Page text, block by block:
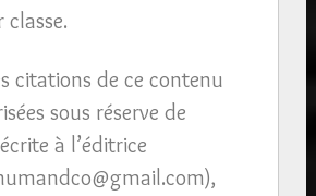
classe.
citations de ce contenu
sous réserve de
à l’éditrice